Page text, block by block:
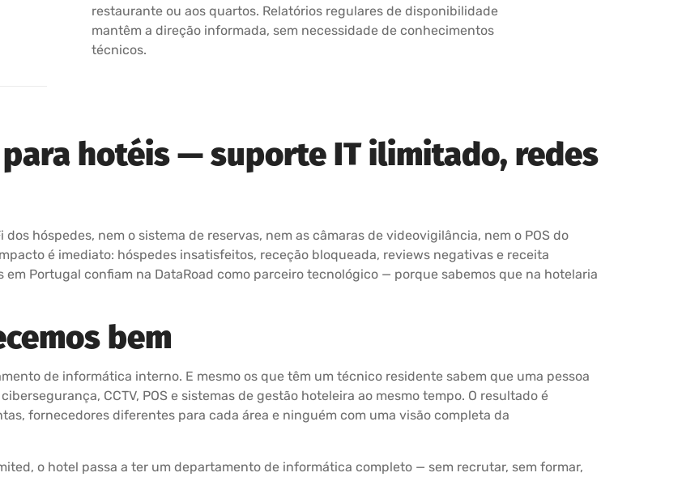
restaurante ou aos quartos. Relatórios regulares de disponibilidade
mantêm a direção informada, sem necessidade de conhecimentos
técnicos.
hotéis — suporte IT ilimitado, redes
hóspedes, nem o sistema de reservas, nem as câmaras de videovigilância, nem o POS do
é imediato: hóspedes insatisfeitos, receção bloqueada, reviews negativas e receita
Portugal confiam na DataRoad como parceiro tecnológico — porque sabemos que na hotelaria
bem
de informática interno. E mesmo os que têm um técnico residente sabem que uma pessoa
CCTV, POS e sistemas de gestão hoteleira ao mesmo tempo. O resultado é
fornecedores diferentes para cada área e ninguém com uma visão completa da
o hotel passa a ter um departamento de informática completo — sem recrutar, sem formar,